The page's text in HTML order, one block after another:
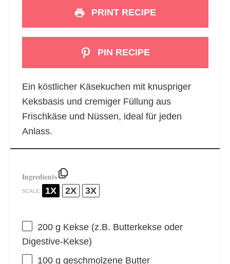
PRINT RECIPE
PIN RECIPE
Ein köstlicher Käsekuchen mit knuspriger
Keksbasis und cremiger Füllung aus
Frischkäse und Nüssen, ideal für jeden
Anlass.
Ingredients
SCALE 1X 2X 3X
200 g Kekse (z.B. Butterkekse oder
Digestive-Kekse)
100 g geschmolzene Butter